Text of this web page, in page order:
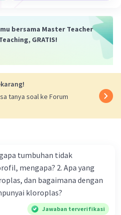
Iklan
pelapukan mekanik yaitu:
yang tinggi.
terjadi di daerah yang
atau beriklim gurun.
Balas
bersama Master Teacher
GRATIS!
tanya soal ke Forum
tumbuhan tidak
mengapa? 2. Apa yang
dan bagaimana dengan
kloroplas?
Jawaban terverifikasi